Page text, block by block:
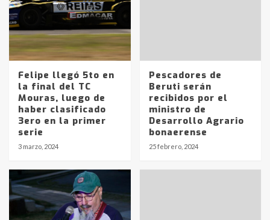
Felipe llegó 5to en
la final del TC
Mouras, luego de
haber clasificado
3ero en la primer
serie
3 marzo, 2024
Pescadores de
Beruti serán
recibidos por el
ministro de
Desarrollo Agrario
bonaerense
25 febrero, 2024
Identidad de los adolescentes
pampeanos que fueron
protagonistas del fatal accidente
en la mañana del lunes
4
Accidente en Ruta 5: falleció un
joven de Trenque Lauquen